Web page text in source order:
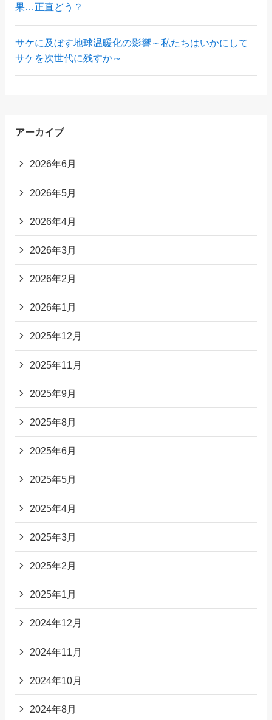
果…正直どう？
サケに及ぼす地球温暖化の影響～私たちはいかにして
サケを次世代に残すか～
アーカイブ
2026年6月
2026年5月
2026年4月
2026年3月
2026年2月
2026年1月
2025年12月
2025年11月
2025年9月
2025年8月
2025年6月
2025年5月
2025年4月
2025年3月
2025年2月
2025年1月
2024年12月
2024年11月
2024年10月
2024年8月